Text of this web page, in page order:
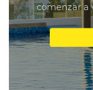
comenzar a